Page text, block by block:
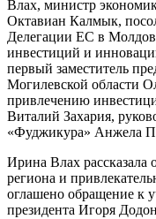
Влах, министр
Октавиан Калмык,
Делегации ЕС в
инвестиций и
первый заместитель
Могилевской области
привлечению
Виталий Захария,
«Фуджикура» Анжела
Ирина Влах
региона и
оглашено обращение к
президента Игоря